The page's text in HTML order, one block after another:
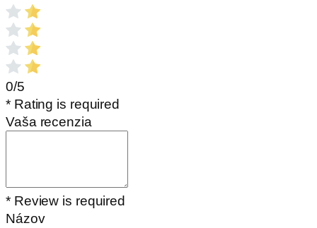
x
440
mm
0/5
* Rating is required
Vaša recenzia
* Review is required
Názov